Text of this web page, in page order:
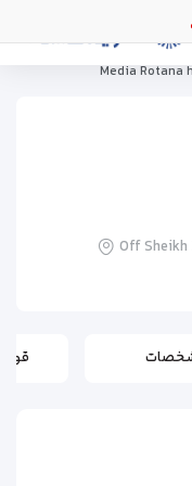
Media Rotana
Off Sheikh